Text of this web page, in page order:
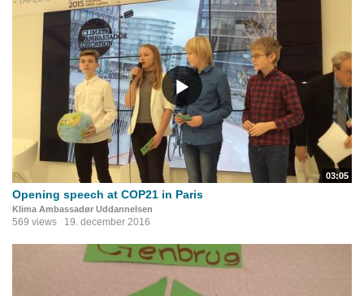
03:05
Opening speech at COP21 in Paris
Klima Ambassadør Uddannelsen
569 views 19. december 2016